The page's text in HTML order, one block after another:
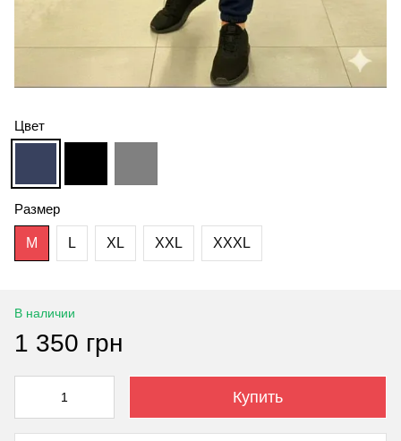
Цвет
Размер
M L XL XXL XXXL
В наличии
1 350 грн
Купить